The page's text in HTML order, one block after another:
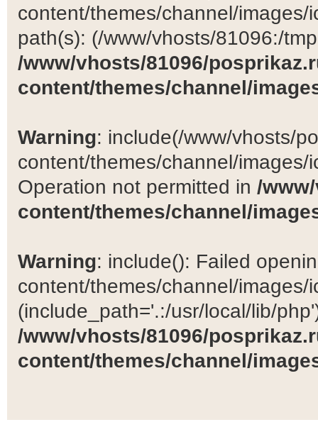
content/themes/channel/
path(s): (/www/vhosts/81096:/
/www/vhosts/81096/
content/themes/channel/
Warning: include(/www/vhosts/
content/themes/channel/
Operation not permitted in /
content/themes/channel/
Warning: include(): Failed
content/themes/channel/images/
(include_path='.:/usr/local/lib/
/www/vhosts/81096/
content/themes/channel/